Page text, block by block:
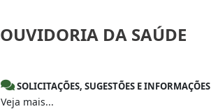
OUVIDORIA DA SAÚDE
SOLICITAÇÕES, SUGESTÕES E INFORMAÇÕES
Veja mais...